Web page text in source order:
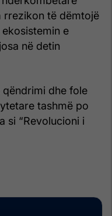
rrezikon të dëmtojë
e
në detin
qëndrimi dhe fole
tashmë po
si “Revolucioni i